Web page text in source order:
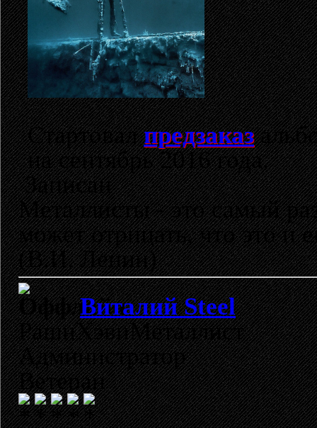
Стартовалпредзаказ
на сентябрь 2016 года.
Записан
Металлисты - это самый
может отрицать, что это и
(В.И. Ленин)
Виталий Steel
РашнХэвиМеталлист
Администратор
Ветеран